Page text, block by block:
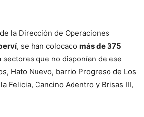
la Dirección de Operaciones
, se han colocado más de 375
sectores que no disponían de ese
Hato Nuevo, barrio Progreso de Los
Felicia, Cancino Adentro y Brisas III,